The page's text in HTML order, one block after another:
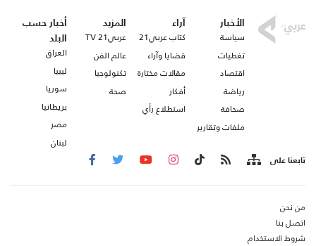
الأخبار
سياسة
تغطيات
اقتصاد
رياضة
صحافة
ملفات وتقارير
آراء
كتاب عربي21
قضايا وآراء
مقالات مختارة
أفكار
استطلاع رأي
المزيد
عربي21 TV
عالم الفن
تكنولوجيا
صحة
أخبار حسب
البلد
العراق
ليبيا
سوريا
بريطانيا
مصر
لبنان
تابعنا على
من نحن
اتصل بنا
شروط الاستخدام